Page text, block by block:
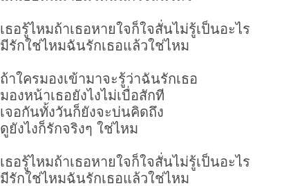
เธอรู้ไหมถ้าเธอหายใจก็ใจสั่นไม่รู้เป็นอะไร
มีรักใช่ไหมฉันรักเธอแล้วใช่ไหม
ถ้าใครมองเข้ามาจะรู้ว่าฉันรักเธอ
มองหน้าเธอยังไงไม่เบื่อสักที
เจอกันทั้งวันก็ยังจะบ่นคิดถึง
ดูยังไงก็รักจริงๆ ใช่ไหม
เธอรู้ไหมถ้าเธอหายใจก็ใจสั่นไม่รู้เป็นอะไร
มีรักใช่ไหมฉันรักเธอแล้วใช่ไหม